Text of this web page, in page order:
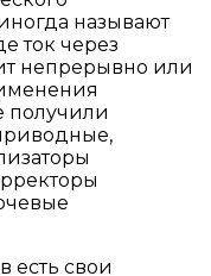
называют
ток через
непрерывно или
получили
есть свои